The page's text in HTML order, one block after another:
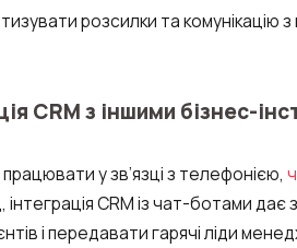
розсилки та комунікацію з
CRM з іншими бізнес-
у зв’язці з телефонією,
інтеграція CRM із чат-ботами
і передавати гарячі ліди
+1
+1
+1
+1
Безкоштовна
Ваше ім'я